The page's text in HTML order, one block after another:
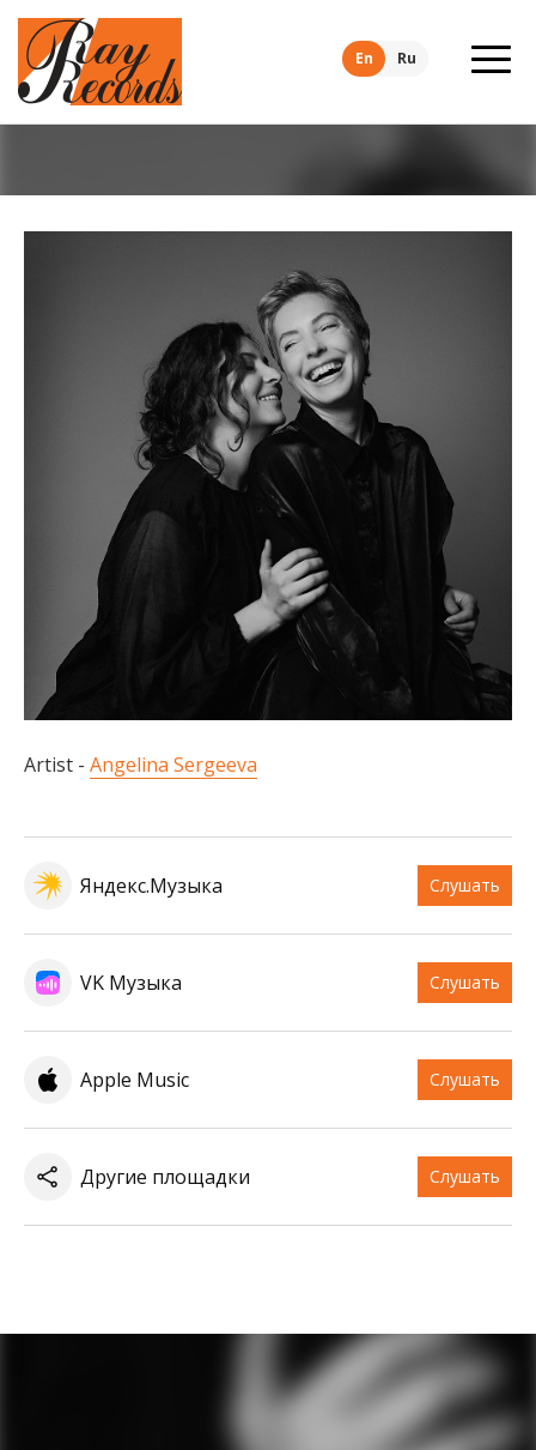
En Ru
Artist - Angelina Sergeeva
Яндекс.Музыка Слушать
VK Музыка Слушать
Apple Music Слушать
Другие площадки Слушать